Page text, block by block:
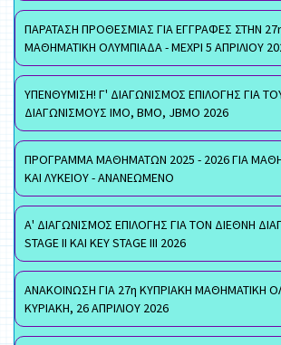
ΠΑΡΑΤΑΣΗ ΠΡΟΘΕΣΜΙΑΣ ΓΙΑ ΕΓΓΡΑΦΕΣ ΣΤΗΝ
ΜΑΘΗΜΑΤΙΚΗ ΟΛΥΜΠΙΑΔΑ - ΜΕΧΡΙ 5 ΑΠΡΙΛΙΟΥ
ΥΠΕΝΘΥΜΙΣΗ! Γ' ΔΙΑΓΩΝΙΣΜΟΣ ΕΠΙΛΟΓΗΣ ΓΙΑ
ΔΙΑΓΩΝΙΣΜΟΥΣ ΙΜΟ, ΒΜΟ, JBMO 2026
ΠΡΟΓΡΑΜΜΑ ΜΑΘΗΜΑΤΩΝ 2025 - 2026 ΓΙΑ
ΚΑΙ ΛΥΚΕΙΟΥ - ΑΝΑΝΕΩΜΕΝΟ
Α' ΔΙΑΓΩΝΙΣΜΟΣ ΕΠΙΛΟΓΗΣ ΓΙΑ ΤΟΝ ΔΙΕΘΝΗ
STAGE II ΚΑΙ KEY STAGE III 2026
ΑΝΑΚΟΙΝΩΣΗ ΓΙΑ 27η ΚΥΠΡΙΑΚΗ ΜΑΘΗΜΑΤΙΚΗ
ΚΥΡΙΑΚΗ, 26 ΑΠΡΙΛΙΟΥ 2026